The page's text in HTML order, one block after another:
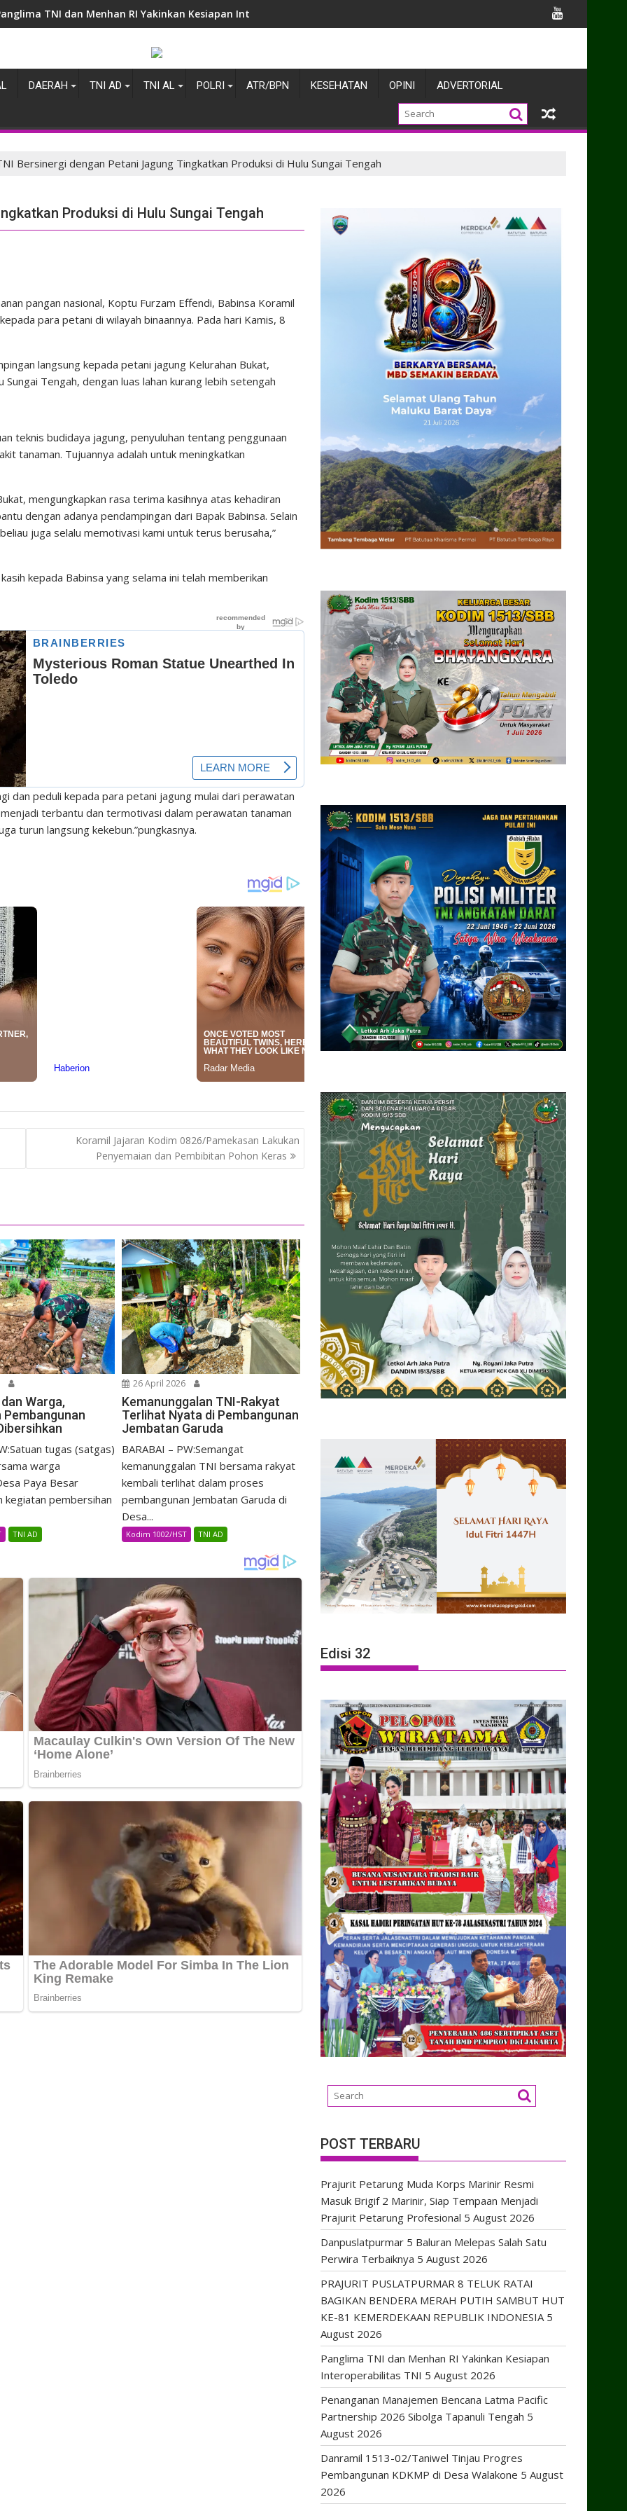
TNI dan Menhan RI Yakinkan Kesiapan Interoperabilitas TNI
DAERAH TNI AD TNI AL POLRI ATR/BPN KESEHATAN OPINI ADVERTORIAL
Bersinergi dengan Petani Jagung Tingkatkan Produksi di Hulu Sungai Tengah
Produksi di Hulu Sungai Tengah
pangan nasional, Koptu Furzam Effendi, Babinsa Koramil
para petani di wilayah binaannya. Pada hari Kamis, 8
langsung kepada petani jagung Kelurahan Bukat,
Tengah, dengan luas lahan kurang lebih setengah
teknis budidaya jagung, penyuluhan tentang penggunaan
tanaman. Tujuannya adalah untuk meningkatkan
mengungkapkan rasa terima kasihnya atas kehadiran
dengan adanya pendampingan dari Bapak Babinsa. Selain
juga selalu memotivasi kami untuk terus berusaha,”
kepada Babinsa yang selama ini telah memberikan
dan peduli kepada para petani jagung mulai dari perawatan
terbantu dan termotivasi dalam perawatan tanaman
turun langsung kekebun.”pungkasnya.
Koramil Jajaran Kodim 0826/Pamekasan Lakukan
Penyemaian dan Pembibitan Pohon Keras
Warga,
Pembangunan
tugas (satgas)
warga
Paya Besar
kegiatan pembersihan
TNI AD
26 April 2026
Kemanunggalan TNI-Rakyat
Terlihat Nyata di Pembangunan
Jembatan Garuda
BARABAI – PW:Semangat
kemanunggalan TNI bersama rakyat
kembali terlihat dalam proses
pembangunan Jembatan Garuda di
Desa...
Kodim 1002/HST TNI AD
Edisi 32
POST TERBARU
Prajurit Petarung Muda Korps Marinir Resmi
Masuk Brigif 2 Marinir, Siap Tempaan Menjadi
Prajurit Petarung Profesional 5 August 2026
Danpuslatpurmar 5 Baluran Melepas Salah Satu
Perwira Terbaiknya 5 August 2026
PRAJURIT PUSLATPURMAR 8 TELUK RATAI
BAGIKAN BENDERA MERAH PUTIH SAMBUT HUT
KE-81 KEMERDEKAAN REPUBLIK INDONESIA 5
August 2026
Panglima TNI dan Menhan RI Yakinkan Kesiapan
Interoperabilitas TNI 5 August 2026
Penanganan Manajemen Bencana Latma Pacific
Partnership 2026 Sibolga Tapanuli Tengah 5
August 2026
Danramil 1513-02/Taniwel Tinjau Progres
Pembangunan KDKMP di Desa Walakone 5 August
2026